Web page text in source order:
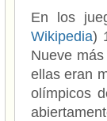
En los
Wikipedia)
Nueve
ellas eran
olímpicos